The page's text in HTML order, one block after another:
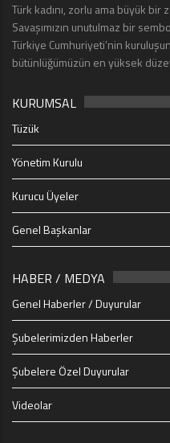
Türk kadını, zorlu ama büyük
Savaşımızın unutulmaz bir
Türkiye Cumhuriyeti’nin
bütünlüğümüzün en yüksek
KURUMSAL
Tüzük
Yönetim Kurulu
Kurucu Üyeler
Genel Başkanlar
HABER / MEDYA
Genel Haberler / Duyurular
Şubelerimizden Haberler
Şubelere Özel Duyurular
Videolar